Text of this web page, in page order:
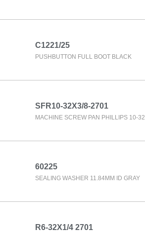
C1221/25
PUSHBUTTON FULL BOOT BLACK
SFR10-32X3/8-2701
MACHINE SCREW PAN PHILLIPS 10-32
60225
SEALING WASHER 11.84MM ID GRAY
R6-32X1/4 2701